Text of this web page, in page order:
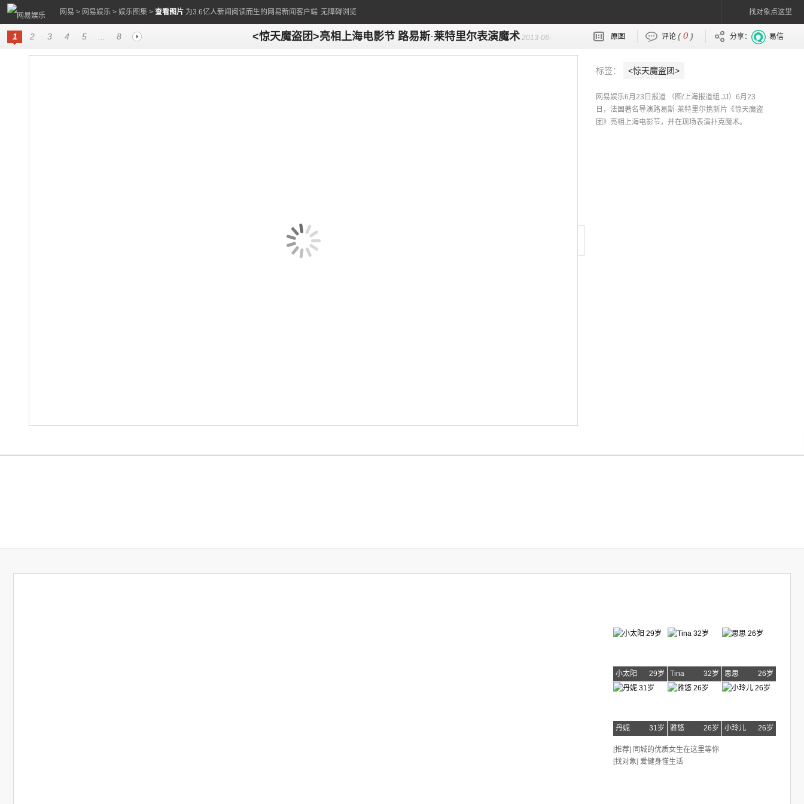
网易 > 网易娱乐 > 娱乐图集 > 查看图片 为3.6亿人新闻阅读而生的网易新闻客户端 无障碍浏览 找对象点这里
1 2 3 4 5 8 <惊天魔盗团>亮相上海电影节 路易斯·莱特里尔表演魔术 2013-06- 原图 评论 (0 ) 分享： 易信
标签： <惊天魔盗团>
网易娱乐6月23日报道 （图/上海报道组 JJ）6月23
日，法国著名导演路易斯·莱特里尔携新片《惊天魔盗
团》亮相上海电影节，并在现场表演扑克魔术。
小太阳 29岁 Tina 32岁 思思 26岁
丹妮 31岁 雅悠 26岁 小玲儿 26岁
[推荐] 同城的优质女生在这里等你
[找对象] 爱健身懂生活